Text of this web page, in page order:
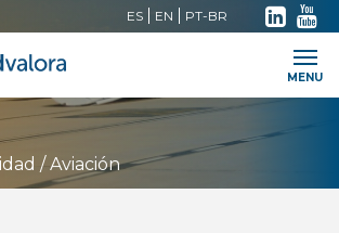
ES EN
PT-BR
Intranet
MENU
/Aviación